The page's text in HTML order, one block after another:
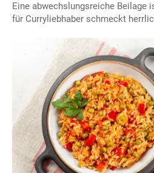
Eine abwechslungsreiche Beilage
für Curryliebhaber schmeckt